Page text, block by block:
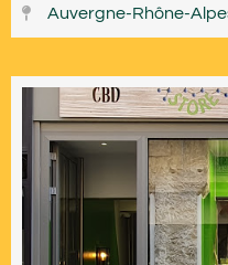
Auvergne-Rhône-